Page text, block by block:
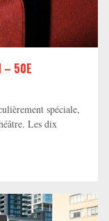
– 50E
spéciale,
Les dix